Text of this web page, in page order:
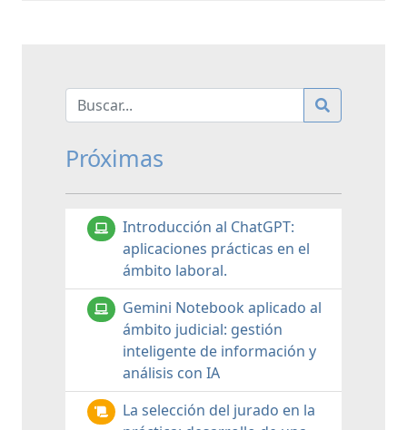
Próximas
Introducción al ChatGPT:
aplicaciones prácticas en el
ámbito laboral.
Gemini Notebook aplicado al
ámbito judicial: gestión
inteligente de información y
análisis con IA
La selección del jurado en la